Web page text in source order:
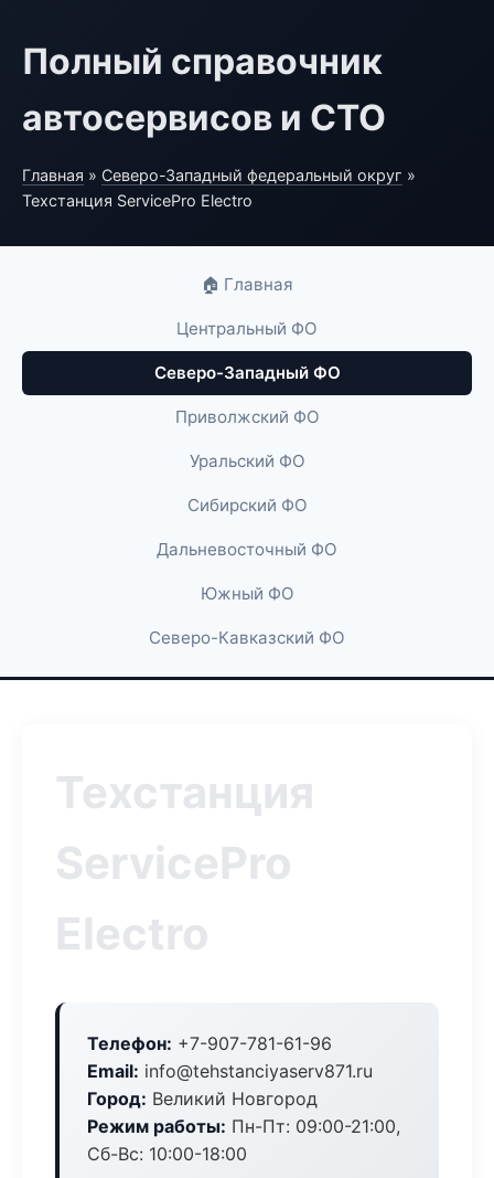
Полный справочник
автосервисов и СТО
Главная » Северо-Западный федеральный округ »
Техстанция ServicePro Electro
🏠 Главная
Центральный ФО
Северо-Западный ФО
Приволжский ФО
Уральский ФО
Сибирский ФО
Дальневосточный ФО
Южный ФО
Северо-Кавказский ФО
Техстанция
ServicePro
Electro
Телефон: +7-907-781-61-96
Email: info@tehstanciyaserv871.ru
Город: Великий Новгород
Режим работы: Пн-Пт: 09:00-21:00,
Сб-Вс: 10:00-18:00